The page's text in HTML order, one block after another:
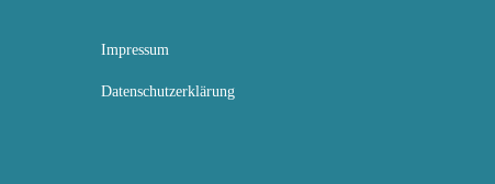
Impressum
Datenschutzerklärung